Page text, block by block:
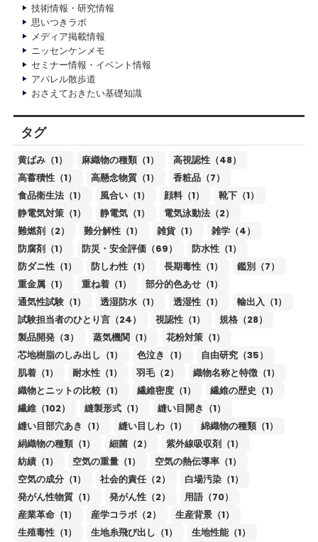
技術情報・研究情報
思いつきラボ
メディア掲載情報
ニッセンケンメモ
セミナー情報・イベント情報
アパレル散歩道
おさえておきたい基礎知識
タグ
黄ばみ（1） 麻織物の種類（1）
高視認性（48）
高蓄積性（1）
高懸念物質（1）
香粧品（7）
食品衛生法（1）
風合い（1） 顔料（1）
靴下（1）
静電気対策（1）
静電気（1）
電気泳動法（2）
難燃剤（2）
難分解性（1） 雑貨（1）
雑学（4）
防腐剤（1）
防災・安全評価（69）
防水性（1）
防ダニ性（1）
防しわ性（1） 長期毒性（1）
鑑別（7）
重金属（1）
重ね着（1）
部分的色あせ（1）
通気性試験（1）
透湿防水（1） 透湿性（1）
輸出入（1）
試験担当者のひとり言（24）
視認性（1）
規格（28）
製品開発（3）
蒸気機関（1）
花粉対策（1）
芯地樹脂のしみ出し（1）
色泣き（1）
自由研究（35）
肌着（1）
耐水性（1） 羽毛（2）
織物名称と特徴（1）
織物とニットの比較（1）
繊維密度（1）
繊維の歴史（1）
繊維（102）
縫製形式（1）
縫い目開き（1）
縫い目部穴あき（1）
縫い目しわ（1）
綿織物の種類（1）
絹織物の種類（1）
細菌（2）
紫外線吸収剤（1）
紡績（1）
空気の重量（1）
空気の熱伝導率（1）
空気の成分（1）
社会的責任（2）
白場汚染（1）
発がん性物質（1）
発がん性（2）
用語（70）
産業革命（1）
産学コラボ（2）
生産背景（1）
生殖毒性（1）
生地糸飛び出し（1）
生地性能（1）